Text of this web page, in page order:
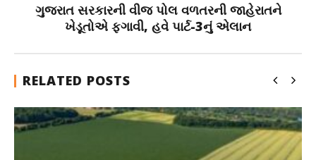
ગુજરાત સરકારની વીજ પોલ વળતરની જાહેરાતને
ખેડૂતોએ ફગાવી, હવે પાર્ટ-3નું એલાન
RELATED POSTS